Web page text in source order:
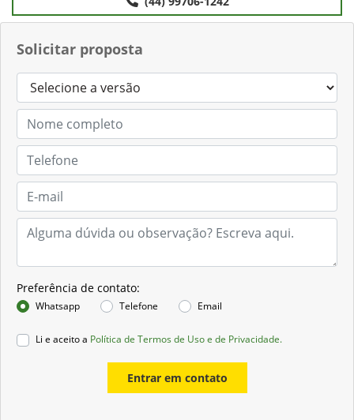
Solicitar proposta
Preferência de contato:
Whatsapp Telefone Email
Li e aceito a Política de Termos de Uso e de Privacidade.
Entrar em contato